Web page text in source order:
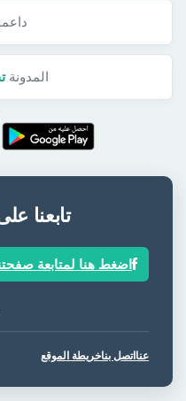
المدونة
تابعنا
اضغط هنا لمتابعة
عنا اتصل بناخريطة الموقع